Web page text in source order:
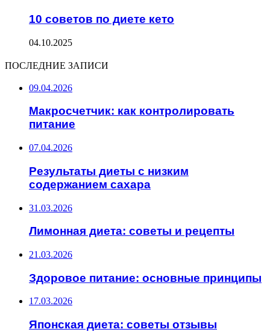
10 советов по диете кето
04.10.2025
ПОСЛЕДНИЕ ЗАПИСИ
09.04.2026
Макросчетчик: как контролировать
питание
07.04.2026
Результаты диеты с низким
содержанием сахара
31.03.2026
Лимонная диета: советы и рецепты
21.03.2026
Здоровое питание: основные принципы
17.03.2026
Японская диета: советы отзывы